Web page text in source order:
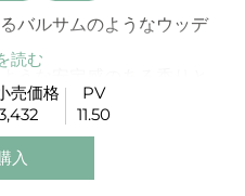
バルサムのようなウッデ
どによく使われていま
売価格
PV
11.50
入